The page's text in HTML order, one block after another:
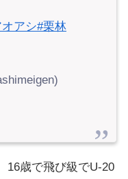
アシ#栗林
16歳で飛び級でU-20